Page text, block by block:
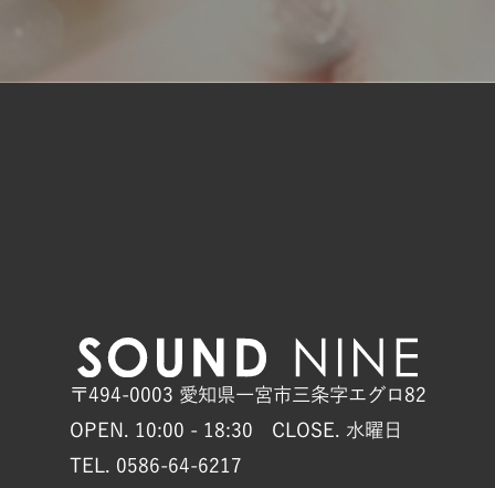
〒494-0003 愛知県一宮市三条字エグロ82
OPEN. 10:00 - 18:30 CLOSE. 水曜日
TEL. 0586-64-6217